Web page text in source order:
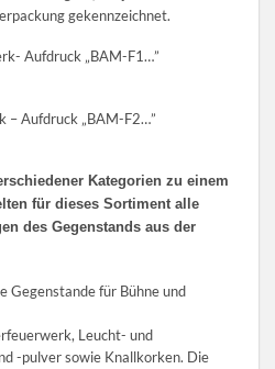
gekennzeichnet.
Aufdruck „BAM-F1…”
– Aufdruck „BAM-F2…”
Kategorien zu einem
für dieses Sortiment alle
des Gegenstands aus der
Gegenstande für Bühne und
Leucht- und
-pulver sowie Knallkorken. Die